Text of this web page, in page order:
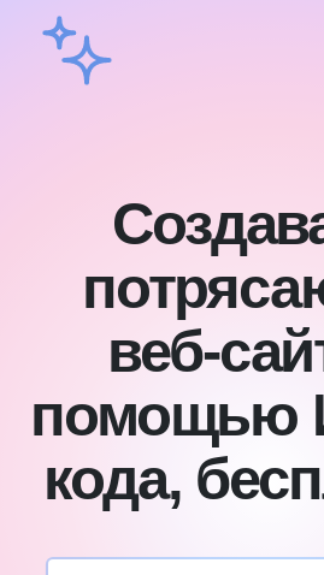
веб-
помощью
кода,